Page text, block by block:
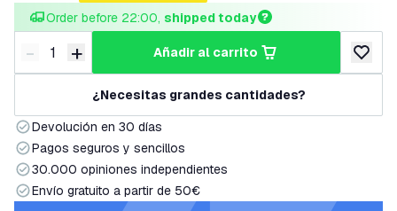
Order before 22:00, shipped today
Disminuir cantidad
- Aumentar cantidad
+ añadir al carrito
añadir
¿Necesitas grandes cantidades?
Devolución en 30 días
Pagos seguros y sencillos
30.000 opiniones independientes
Envío gratuito a partir de 50€